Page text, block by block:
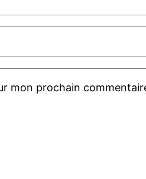
mon prochain